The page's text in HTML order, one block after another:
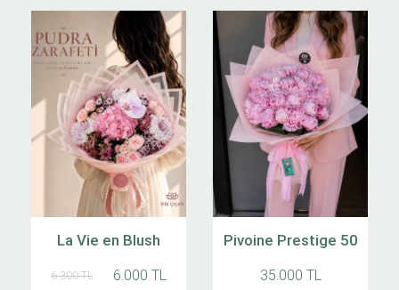
La Vie en Blush
6.300 TL 6.000 TL
Pivoine Prestige 50
35.000 TL